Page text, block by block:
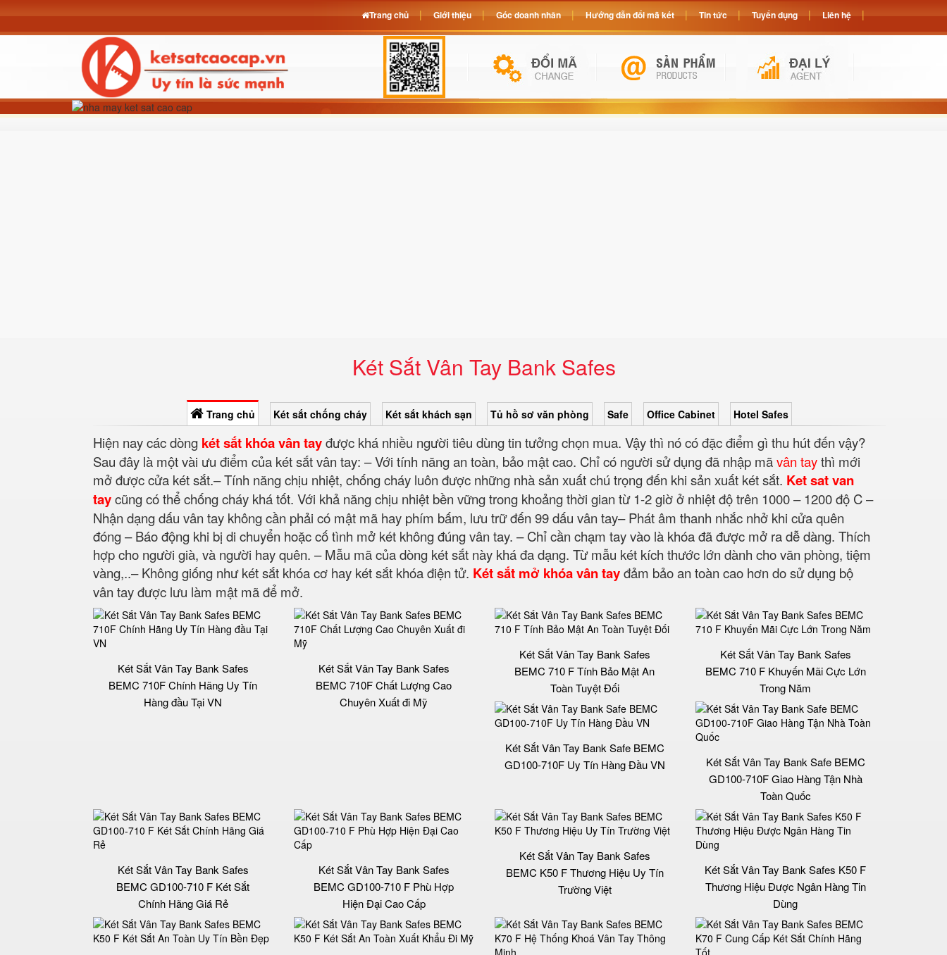
Két Sắt Vân Tay Bank Safes
Trang chủ Két sắt chống cháy Két sắt khách sạn Tủ hồ sơ văn phòng Safe Office Cabinet Hotel Safes
Hiện nay các dòng két sắt khóa vân tayđược khá nhiều người tiêu dùng tin tưởng chọn mua. Vậy thì nó có đặc điểm gì thu hút đến vậy?
Sau đây là một vài ưu điểm của két sắt vân tay: – Với tính năng an toàn, bảo mật cao. Chỉ có người sử dụng đã nhập mãvân taythì mới
mở được cửa két sắt.– Tính năng chịu nhiệt, chống cháy luôn được những nhà sản xuất chú trọng đến khi sản xuất két sắt. Ket sat van
taycũng có thể chống cháy khá tốt. Với khả năng chịu nhiệt bền vững trong khoảng thời gian từ 1-2 giờ ở nhiệt độ trên 1000 – 1200 độ C –
Nhận dạng dấu vân tay không cần phải có mật mã hay phím bấm, lưu trữ đến 99 dấu vân tay– Phát âm thanh nhắc nhở khi cửa quên
đóng – Báo động khi bị di chuyển hoặc cố tình mở két không đúng vân tay. – Chỉ cần chạm tay vào là khóa đã được mở ra dễ dàng. Thích
hợp cho người già, và người hay quên. – Mẫu mã của dòng két sắt này khá đa dạng. Từ mẫu két kích thước lớn dành cho văn phòng, tiệm
vàng,..– Không giống như két sắt khóa cơ hay két sắt khóa điện tử. Két sắt mở khóa vân tayđảm bảo an toàn cao hơn do sử dụng bộ
vân tay được lưu làm mật mã để mở.
Két Sắt Vân Tay Bank Safes
BEMC 710F Chính Hãng Uy Tín
Hàng đầu Tại VN
Két Sắt Vân Tay Bank Safes
BEMC 710F Chất Lượng Cao
Chuyên Xuất đi Mỹ
Két Sắt Vân Tay Bank Safes
BEMC 710 F Tính Bảo Mật An
Toàn Tuyệt Đối
Két Sắt Vân Tay Bank Safes
BEMC 710 F Khuyến Mãi Cực Lớn
Trong Năm
Két Sắt Vân Tay Bank Safe BEMC
GD100-710F Uy Tín Hàng Đầu VN
Két Sắt Vân Tay Bank Safe BEMC
GD100-710F Giao Hàng Tận Nhà
Toàn Quốc
Két Sắt Vân Tay Bank Safes
BEMC GD100-710 F Két Sắt
Chính Hãng Giá Rẻ
Két Sắt Vân Tay Bank Safes
BEMC GD100-710 F Phù Hợp
Hiện Đại Cao Cấp
Két Sắt Vân Tay Bank Safes
BEMC K50 F Thương Hiệu Uy Tín
Trường Việt
Két Sắt Vân Tay Bank Safes K50 F
Thương Hiệu Được Ngân Hàng Tin
Dùng
Trang chủ Giới thiệu Góc doanh nhân Hướng dẫn đổi mã két Tin tức Tuyển dụng Liên hệ